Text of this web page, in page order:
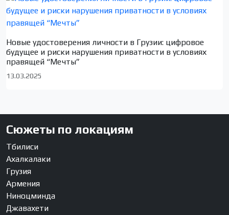
Новые удостоверения личности в Грузии: цифровое
будущее и риски нарушения приватности в условиях
правящей “Мечты”
13.03.2025
Сюжеты по локациям
Тбилиси
Ахалкалаки
Грузия
Армения
Ниноцминда
Джавахети